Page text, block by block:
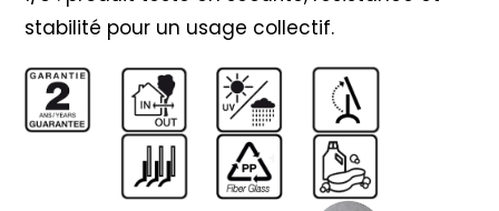
stabilité pour un usage collectif.